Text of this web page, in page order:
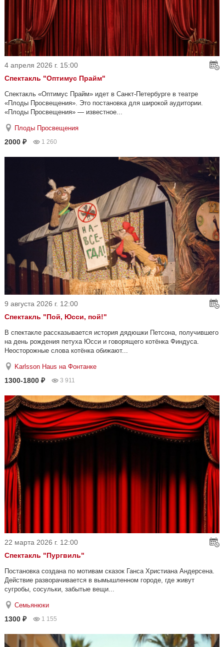
4 апреля 2026 г. 15:00
Спектакль "Оптимус Прайм"
Спектакль «Оптимус Прайм» идет в Санкт-Петербурге в театре
«Плоды Просвещения». Это постановка для широкой аудитории.
«Плоды Просвещения» — известное...
Плоды Просвещения
2000 ₽ 1 260
9 августа 2026 г. 12:00
Спектакль "Пой, Юсси, пой!"
В спектакле рассказывается история дядюшки Петсона, получившего
на день рождения петуха Юсси и говорящего котёнка Финдуса.
Неосторожные слова котёнка обижают...
Karlsson Haus на Фонтанке
1300-1800 ₽ 3 911
22 марта 2026 г. 12:00
Спектакль "Пургвиль"
Постановка создана по мотивам сказок Ганса Христиана Андерсена.
Действие разворачивается в вымышленном городе, где живут
сугробы, сосульки, забытые вещи...
Семьянюки
1300 ₽ 1 155